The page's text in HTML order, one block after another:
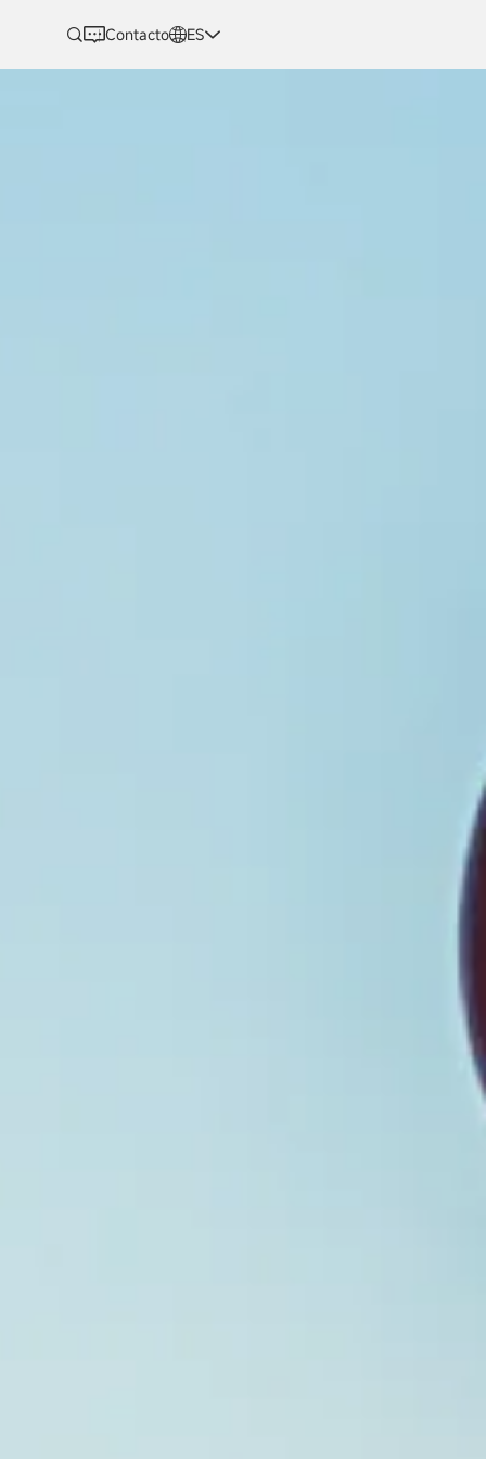
Contacto ES